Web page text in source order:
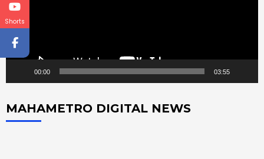
00:00 03:55
MAHAMETRO DIGITAL NEWS
Shorts